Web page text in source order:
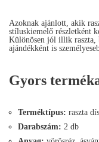
Azoknak ajánlott, akik
stíluskiemelő részletként
Különösen jól illik raszta,
ajándékként is
Gyors
Terméktípus: raszta
Darabszám: 2 db